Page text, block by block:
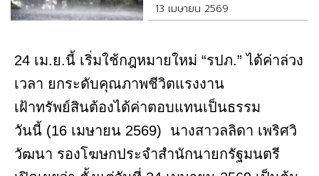
13 เมษายน 2569
24 เม.ย.นี้ เริ่มใช้กฎหมายใหม่ “รปภ.” ได้ค่าล่วง
เวลา ยกระดับคุณภาพชีวิตแรงงาน
เฝ้าทรัพย์สินต้องได้ค่าตอบแทนเป็นธรรม
วันนี้ (16 เมษายน 2569) นางสาวลลิดา เพริศวิ
วัฒนา รองโฆษกประจำสำนักนายกรัฐมนตรี